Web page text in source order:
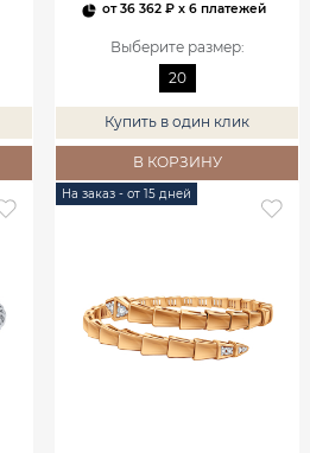
от36 362 ₽ x 6 платежей
Выберите размер:
20
Купить в один клик
В КОРЗИНУ
На заказ - от 15 дней